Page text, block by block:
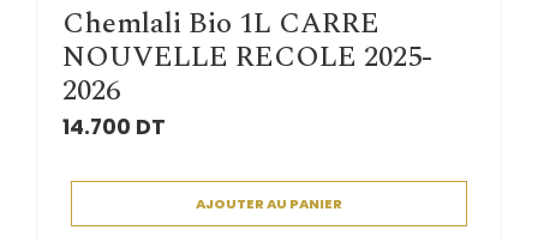
Chemlali Bio 1L CARRE
NOUVELLE RECOLE 2025-
2026
14.700 DT
AJOUTER AU PANIER